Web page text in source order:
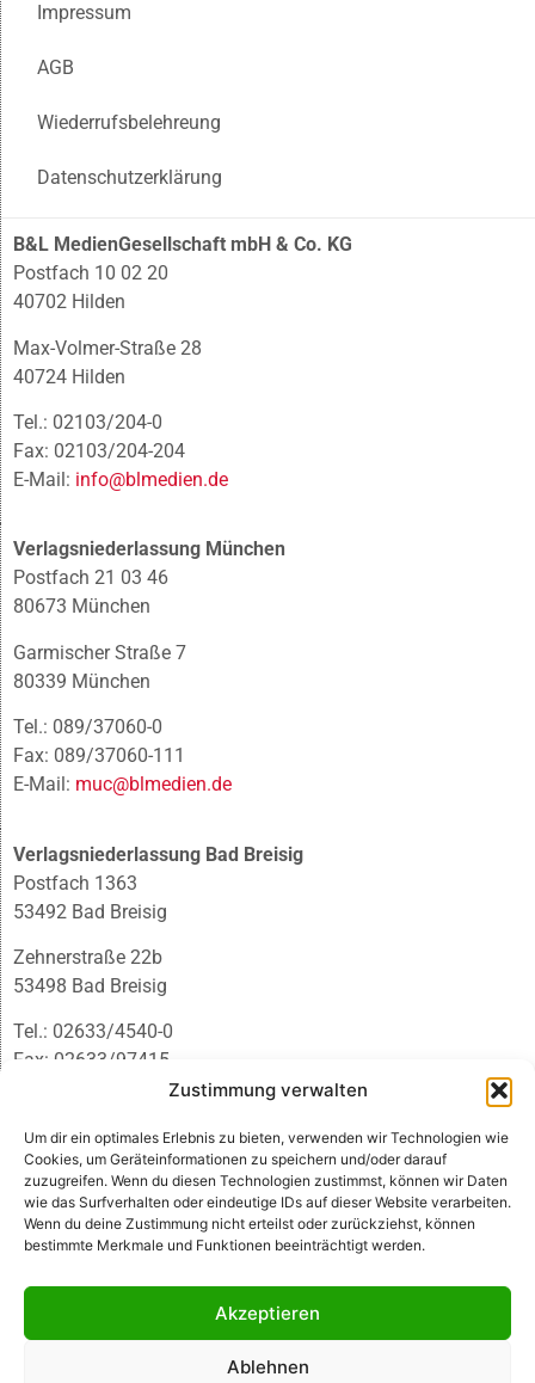
Zustimmung verwalten
Um dir ein optimales Erlebnis zu bieten, verwenden wir Technologien wie
Cookies, um Geräteinformationen zu speichern und/oder darauf
zuzugreifen. Wenn du diesen Technologien zustimmst, können wir Daten
wie das Surfverhalten oder eindeutige IDs auf dieser Website verarbeiten.
Wenn du deine Zustimmung nicht erteilst oder zurückziehst, können
bestimmte Merkmale und Funktionen beeinträchtigt werden.
Akzeptieren
Ablehnen
Impressum
AGB
Wiederrufsbelehreung
Datenschutzerklärung
B&L MedienGesellschaft mbH & Co. KG
Postfach 10 02 20
40702 Hilden
Max-Volmer-Straße 28
40724 Hilden
Tel.: 02103/204-0
Fax: 02103/204-204
E-Mail: info@blmedien.de
Verlagsniederlassung München
Postfach 21 03 46
80673 München
Garmischer Straße 7
80339 München
Tel.: 089/37060-0
Fax: 089/37060-111
E-Mail: muc@blmedien.de
Verlagsniederlassung Bad Breisig
Postfach 1363
53492 Bad Breisig
Zehnerstraße 22b
53498 Bad Breisig
Tel.: 02633/4540-0
Fax: 02633/97415
infobb@blmedien.de